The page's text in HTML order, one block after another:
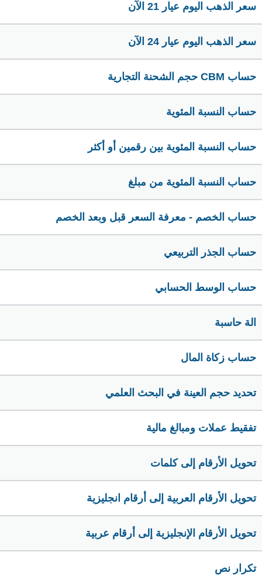
سعر الذهب اليوم عيار 21 الآن
سعر الذهب اليوم عيار 24 الآن
حساب CBM حجم الشحنة التجارية
حساب النسبة المئوية
حساب النسبة المئوية بين رقمين أو أكثر
حساب النسبة المئوية من مبلغ
حساب الخصم - معرفة السعر قبل وبعد الخصم
حساب الجذر التربيعي
حساب الوسط الحسابي
الة حاسبة
حساب زكاة المال
تحديد حجم العينة في البحث العلمي
تفقيط عملات ومبالغ مالية
تحويل الأرقام إلى كلمات
تحويل الأرقام العربية إلى أرقام انجليزية
تحويل الأرقام الإنجليزية إلى أرقام عربية
تكرار نص